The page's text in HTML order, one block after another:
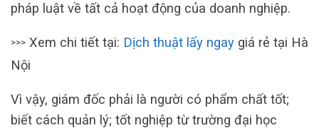
pháp luật về tất cả hoạt động của doanh nghiệp.
>>> Xem chi tiết tại: Dịch thuật lấy ngay giá rẻ tại Hà
Nội
Vì vậy, giám đốc phải là người có phẩm chất tốt;
biết cách quản lý; tốt nghiệp từ trường đại học